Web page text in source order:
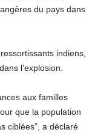
du pays dans
indiens,
l’explosion.
aux familles
que la population
ciblées”, a déclaré